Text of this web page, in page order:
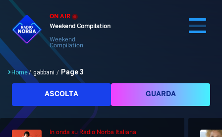
ON AIR
Weekend Compilation
Weekend
Compilation
Home/ gabbani / Page 3
ASCOLTA GUARDA
In onda su Radio Norba Italiana